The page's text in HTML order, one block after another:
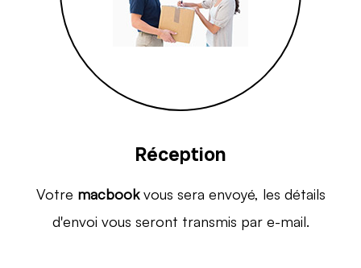
Réception
Votre macbookvous sera envoyé, les détails
d'envoi vous seront transmis par e-mail.